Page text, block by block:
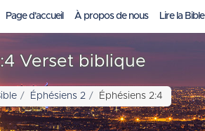
Page d'accueil À propos de nous Lire la Bible
Verset biblique
Éphésiens 2 Éphésiens 2:4